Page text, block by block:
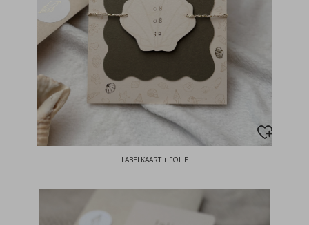
LABELKAART + FOLIE